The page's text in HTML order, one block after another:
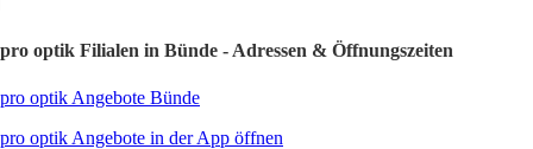
pro optik Filialen in Bünde - Adressen & Öffnungszeiten
pro optik Angebote Bünde
pro optik Angebote in der App öffnen